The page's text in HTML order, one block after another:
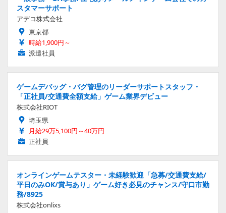
スタマーサポート
アデコ株式会社
東京都
時給1,900円～
派遣社員
ゲームデバッグ・バグ管理のリーダーサポートスタッフ・
「正社員/交通費全額支給」ゲーム業界デビュー
株式会社RIOT
埼玉県
月給29万5,100円～40万円
正社員
オンラインゲームテスター・未経験歓迎「急募/交通費支給/
平日のみOK/賞与あり」ゲーム好き必見のチャンス/守口市勤
務/8925
株式会社onlixs